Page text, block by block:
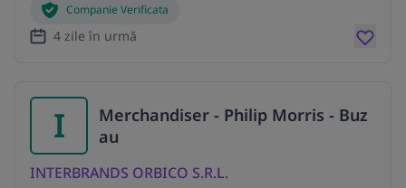
Companie Verificata
4 zile în urmă
I
Merchandiser - Philip Morris - Buz
au
INTERBRANDS ORBICO S.R.L.